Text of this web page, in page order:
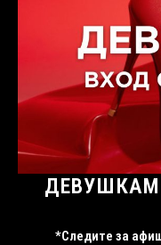
*Следите за